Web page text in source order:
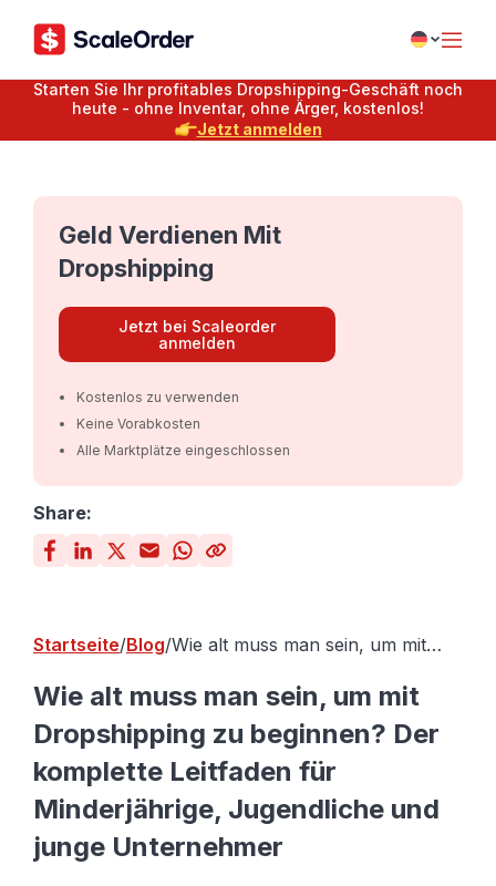
Starten Sie Ihr profitables Dropshipping-Geschäft noch
heute - ohne Inventar, ohne Ärger, kostenlos!
Jetzt anmelden
Geld Verdienen Mit
Dropshipping
Jetzt bei Scaleorder
anmelden
Kostenlos zu verwenden
Keine Vorabkosten
Alle Marktplätze eingeschlossen
Share:
Startseite Blog Wie alt muss man sein, um mit
komplette Leitfaden für
Minderjährige, Jugendliche und
junge Unternehmer
Wie alt muss man sein, um mit
Dropshipping zu beginnen? Der
komplette Leitfaden für
Minderjährige, Jugendliche und
junge Unternehmer